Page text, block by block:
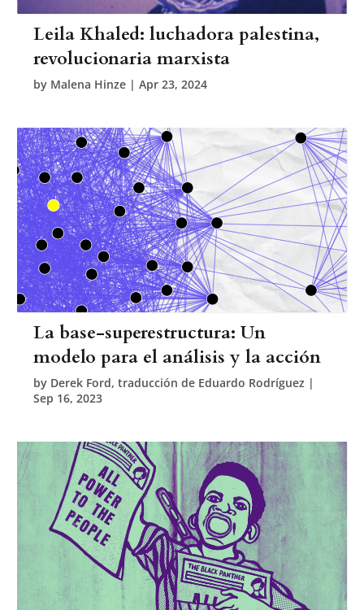
Leila Khaled: luchadora palestina,
revolucionaria marxista
by Malena Hinze |Apr 23, 2024
La base-superestructura: Un
modelo para el análisis y la acción
by Derek Ford, traducción de Eduardo Rodríguez |
Sep 16, 2023